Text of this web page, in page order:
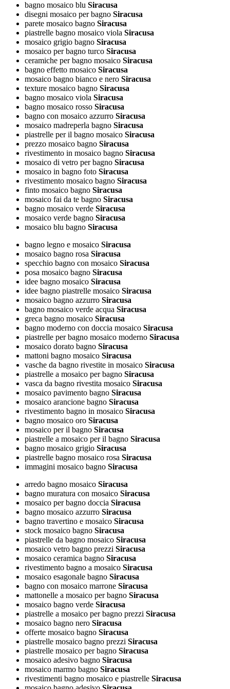
bagno mosaico blu Siracusa
disegni mosaico per bagno Siracusa
parete mosaico bagno Siracusa
piastrelle bagno mosaico viola Siracusa
mosaico grigio bagno Siracusa
mosaico per bagno turco Siracusa
ceramiche per bagno mosaico Siracusa
bagno effetto mosaico Siracusa
mosaico bagno bianco e nero Siracusa
texture mosaico bagno Siracusa
bagno mosaico viola Siracusa
bagno mosaico rosso Siracusa
bagno con mosaico azzurro Siracusa
mosaico madreperla bagno Siracusa
piastrelle per il bagno mosaico Siracusa
prezzo mosaico bagno Siracusa
rivestimento in mosaico bagno Siracusa
mosaico di vetro per bagno Siracusa
mosaico in bagno foto Siracusa
rivestimento mosaico bagno Siracusa
finto mosaico bagno Siracusa
mosaico fai da te bagno Siracusa
bagno mosaico verde Siracusa
mosaico verde bagno Siracusa
mosaico blu bagno Siracusa
bagno legno e mosaico Siracusa
mosaico bagno rosa Siracusa
specchio bagno con mosaico Siracusa
posa mosaico bagno Siracusa
idee bagno mosaico Siracusa
idee bagno piastrelle mosaico Siracusa
mosaico bagno azzurro Siracusa
bagno mosaico verde acqua Siracusa
greca bagno mosaico Siracusa
bagno moderno con doccia mosaico Siracusa
piastrelle per bagno mosaico moderno Siracusa
mosaico dorato bagno Siracusa
mattoni bagno mosaico Siracusa
vasche da bagno rivestite in mosaico Siracusa
piastrelle a mosaico per bagno Siracusa
vasca da bagno rivestita mosaico Siracusa
mosaico pavimento bagno Siracusa
mosaico arancione bagno Siracusa
rivestimento bagno in mosaico Siracusa
bagno mosaico oro Siracusa
mosaico per il bagno Siracusa
piastrelle a mosaico per il bagno Siracusa
bagno mosaico grigio Siracusa
piastrelle bagno mosaico rosa Siracusa
immagini mosaico bagno Siracusa
arredo bagno mosaico Siracusa
bagno muratura con mosaico Siracusa
mosaico per bagno doccia Siracusa
bagno mosaico azzurro Siracusa
bagno travertino e mosaico Siracusa
stock mosaico bagno Siracusa
piastrelle da bagno mosaico Siracusa
mosaico vetro bagno prezzi Siracusa
mosaico ceramica bagno Siracusa
rivestimento bagno a mosaico Siracusa
mosaico esagonale bagno Siracusa
bagno con mosaico marrone Siracusa
mattonelle a mosaico per bagno Siracusa
mosaico bagno verde Siracusa
piastrelle a mosaico per bagno prezzi Siracusa
mosaico bagno nero Siracusa
offerte mosaico bagno Siracusa
piastrelle mosaico bagno prezzi Siracusa
piastrelle mosaico per bagno Siracusa
mosaico adesivo bagno Siracusa
mosaico marmo bagno Siracusa
rivestimenti bagno mosaico e piastrelle Siracusa